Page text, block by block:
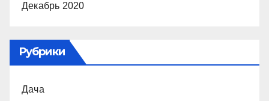
Декабрь 2020
Рубрики
Дача